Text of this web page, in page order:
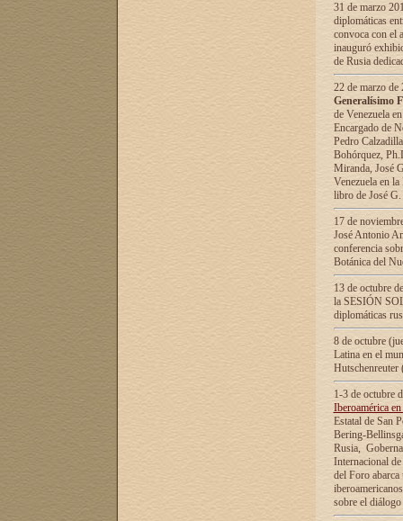
31 de marzo
diplomáticas
convoca con el
inauguró
de Rusia
22 de marzo
Generalísimo
de Venezuela
Encargado de
Pedro
Bohórquez,
Miranda, José
Venezuela en
libro de José
17 de
José Antonio
conferencia
Botánica del
13 de octubre
la SESIÓN
diplomáticas
8 de octubre
Latina en el
1-3 de octubre
Iberoamérica
Estatal de San
Bering-
Rusia,
Internacional
del Foro
sobre el